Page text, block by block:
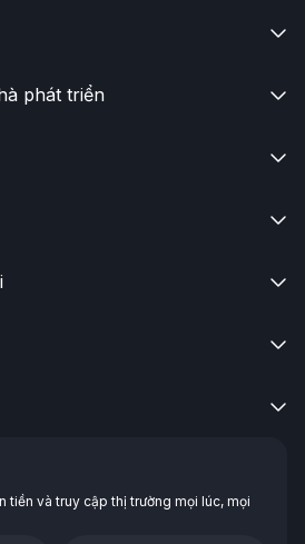

phát triển 





tiền và truy cập thị trường mọi lúc, mọi